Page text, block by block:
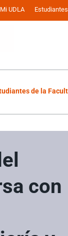
Mi UDLA Estudiantes
de la
con